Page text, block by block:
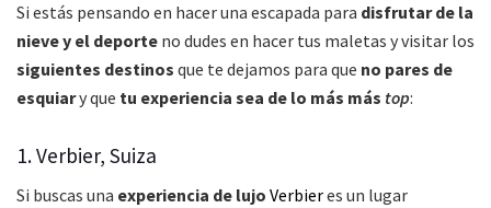
Si estás pensando en hacer una escapada para disfrutar de la
nieve y el deporte no dudes en hacer tus maletas y visitar los
siguientes destinos que te dejamos para que no pares de
esquiary que tu experiencia sea de lo más más top:
1. Verbier, Suiza
Si buscas una experiencia de lujo Verbieres un lugar